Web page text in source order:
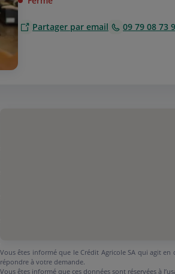
Partager par email 09 79 08 73
Vous êtes informé que le Crédit Agricole SA qui agit
répondre à votre demande.
Vous êtes informé que ces données sont réservées à